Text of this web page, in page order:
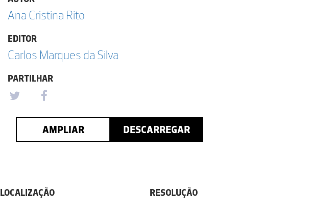
Ana Cristina Rito
EDITOR
Carlos Marques da Silva
PARTILHAR
AMPLIAR DESCARREGAR
LOCALIZAÇÃO RESOLUÇÃO